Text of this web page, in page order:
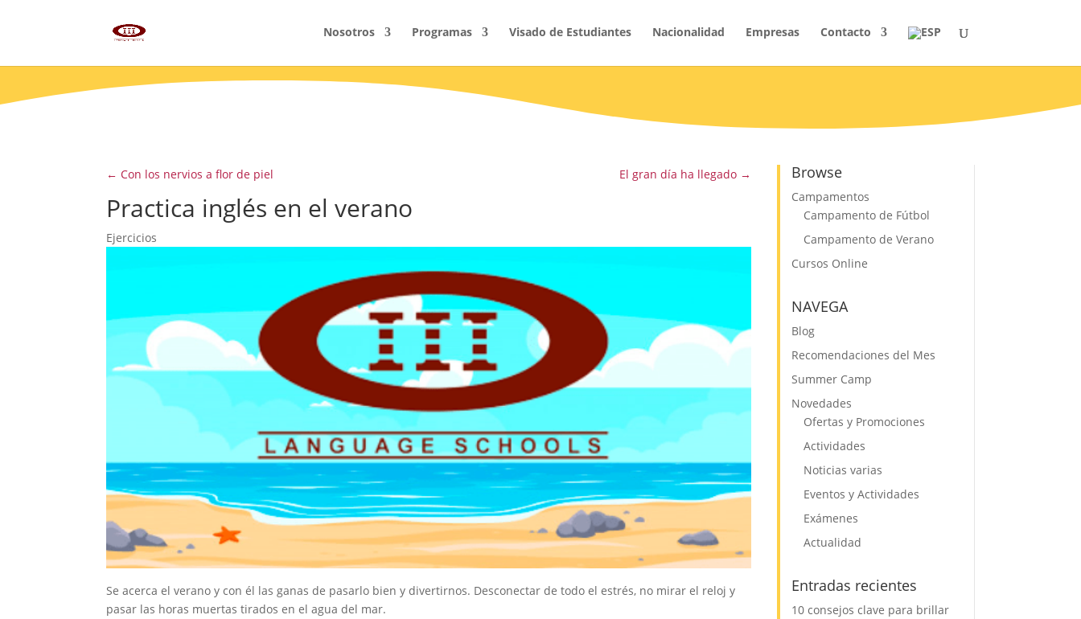
Nosotros Programas Visado de Estudiantes Nacionalidad Empresas Contacto
← Con los nervios a flor de piel El gran día ha llegado→
Practica inglés en el verano
Ejercicios
Se acerca el verano y con él las ganas de pasarlo bien y divertirnos. Desconectar de todo el estrés, no mirar el reloj y
pasar las horas muertas tirados en el agua del mar.
Browse
Campamentos
Campamento de Fútbol
Campamento de Verano
Cursos Online
NAVEGA
Blog
Recomendaciones del Mes
Summer Camp
Novedades
Ofertas y Promociones
Actividades
Noticias varias
Eventos y Actividades
Exámenes
Actualidad
Entradas recientes
10 consejos clave para brillar